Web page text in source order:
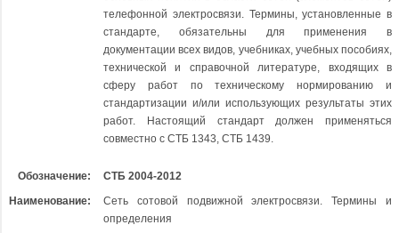
телефонной электросвязи. Термины, установленные в
стандарте, обязательны для применения в
документации всех видов, учебниках, учебных пособиях,
технической и справочной литературе, входящих в
сферу работ по техническому нормированию и
стандартизации и/или использующих результаты этих
работ. Настоящий стандарт должен применяться
совместно с СТБ 1343, СТБ 1439.
Обозначение:
СТБ 2004-2012
Наименование:
Сеть сотовой подвижной электросвязи. Термины и
определения